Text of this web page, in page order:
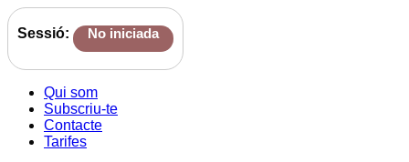
Sessió: No iniciada
Qui som
Subscriu-te
Contacte
Tarifes